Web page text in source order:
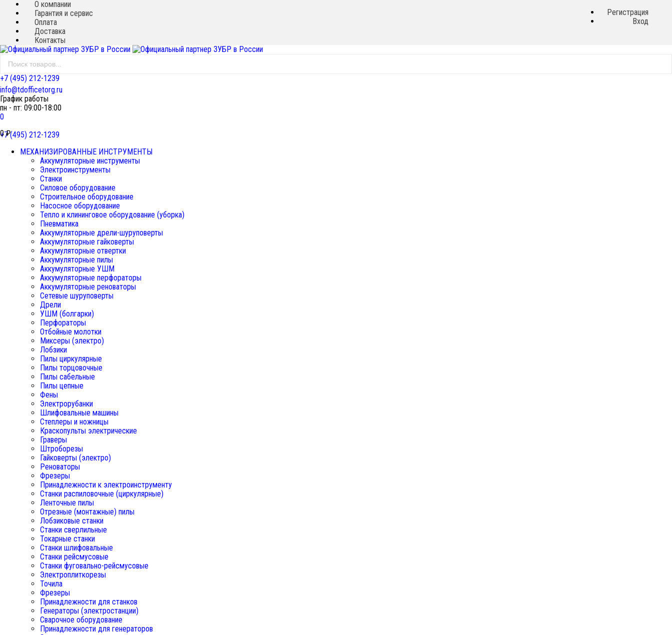
О компании
Гарантия и сервис
Оплата
Доставка
Контакты
Регистрация
Вход
+7 (495) 212-1239
info@tdofficetorg.ru
График работы
пн - пт: 09:00-18:00
0
0₽
+7 (495) 212-1239
МЕХАНИЗИРОВАННЫЕ ИНСТРУМЕНТЫ
Аккумуляторные инструменты
Электроинструменты
Станки
Силовое оборудование
Строительное оборудование
Насосное оборудование
Тепло и клининговое оборудование (уборка)
Пневматика
Аккумуляторные дрели-шуруповерты
Аккумуляторные гайковерты
Аккумуляторные отвертки
Аккумуляторные пилы
Аккумуляторные УШМ
Аккумуляторные перфораторы
Аккумуляторные реноваторы
Сетевые шуруповерты
Дрели
УШМ (болгарки)
Перфораторы
Отбойные молотки
Миксеры (электро)
Лобзики
Пилы циркулярные
Пилы торцовочные
Пилы сабельные
Пилы цепные
Фены
Электрорубанки
Шлифовальные машины
Степлеры и ножницы
Краскопульты электрические
Граверы
Штроборезы
Гайковерты (электро)
Реноваторы
Фрезеры
Принадлежности к электроинструменту
Станки распиловочные (циркулярные)
Ленточные пилы
Отрезные (монтажные) пилы
Лобзиковые станки
Станки сверлильные
Токарные станки
Станки шлифовальные
Станки рейсмусовые
Станки фуговально-рейсмусовые
Электроплиткорезы
Точила
Фрезеры
Принадлежности для станков
Генераторы (электростанции)
Сварочное оборудование
Принадлежности для генераторов